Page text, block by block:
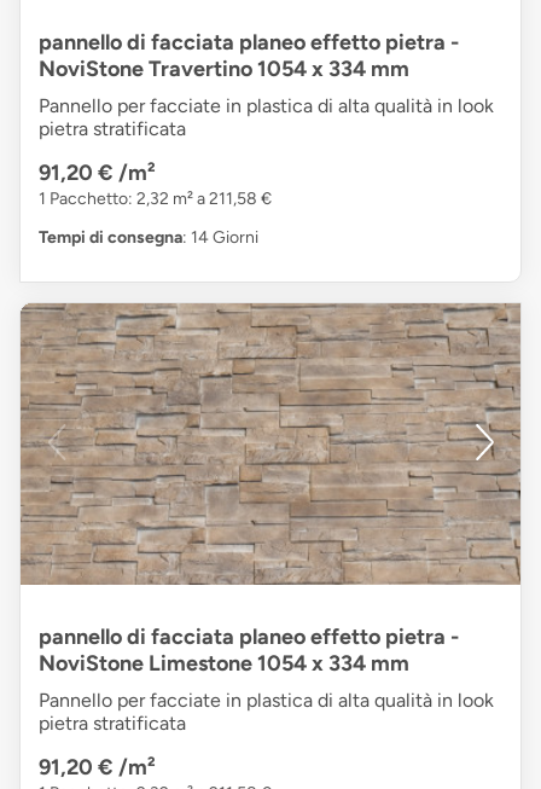
pannello di facciata planeo effetto pietra -
NoviStone Travertino 1054 x 334 mm
Pannello per facciate in plastica di alta qualità in look
pietra stratificata
91,20 € /m²
1 Pacchetto: 2,32 m² a 211,58 €
Tempi di consegna: 14 Giorni
pannello di facciata planeo effetto pietra -
NoviStone Limestone 1054 x 334 mm
Pannello per facciate in plastica di alta qualità in look
pietra stratificata
91,20 € /m²